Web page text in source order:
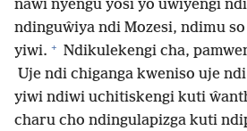
nawi nyengu yosi yo uŵiyengi
ndinguŵiya ndi Mozesi, ndimu
yiwi. + Ndikulekengi cha,
Uje ndi chiganga kweniso uje
yiwi ndiwi uchitiskengi kuti
charu cho ndingulapizga kuti